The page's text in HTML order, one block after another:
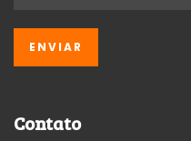
Contato